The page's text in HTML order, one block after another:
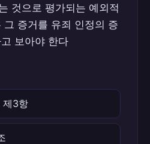
것으로 평가되는 예외적
그 증거를 유죄 인정의 증
보아야 한다
제3항